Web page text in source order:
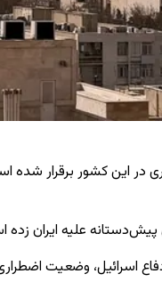
در این کشور برقرار
علیه ایران
اسرائیل، وضعیت